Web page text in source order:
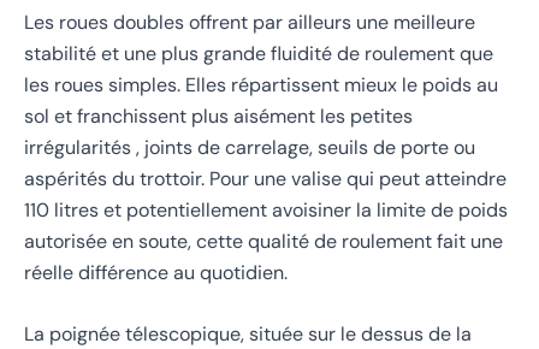
Les roues doubles offrent par ailleurs une meilleure
stabilité et une plus grande fluidité de roulement que
les roues simples. Elles répartissent mieux le poids au
sol et franchissent plus aisément les petites
irrégularités , joints de carrelage, seuils de porte ou
aspérités du trottoir. Pour une valise qui peut atteindre
110 litres et potentiellement avoisiner la limite de poids
autorisée en soute, cette qualité de roulement fait une
réelle différence au quotidien.
La poignée télescopique, située sur le dessus de la